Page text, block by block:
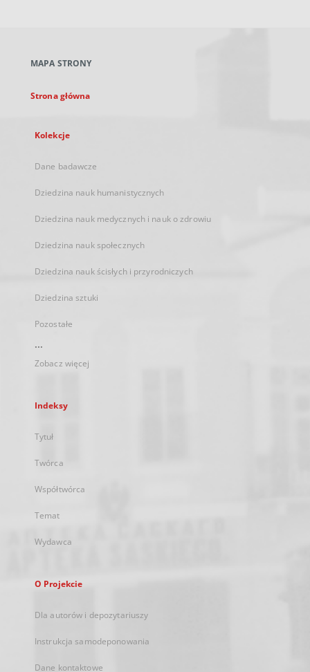
karcie
MAPA STRONY
Strona główna
Kolekcje
Dane badawcze
Dziedzina nauk humanistycznych
Dziedzina nauk medycznych i nauk o zdrowiu
Dziedzina nauk społecznych
Dziedzina nauk ścisłych i przyrodniczych
Dziedzina sztuki
Pozostałe
...
Zobacz więcej
Indeksy
Tytuł
Twórca
Współtwórca
Temat
Wydawca
O Projekcie
Dla autorów i depozytariuszy
Instrukcja samodeponowania
Dane kontaktowe